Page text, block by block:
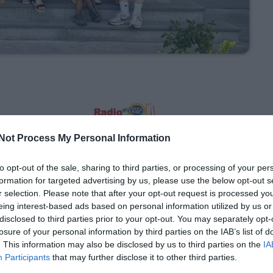
Process My Personal Information
opt-out of the sale, sharing to third parties, or processing of your
for targeted advertising by us, please use the below opt-out
selection. Please note that after your opt-out request is processed
interest-based ads based on personal information utilized by us
to third parties prior to your opt-out. You may separately
of your personal information by third parties on the IAB’s list of
This information may also be disclosed by us to third parties on the
Participants that may further disclose it to other third parties.
εγκαταστάσεις της για δεύτερη φορά, Ιταλούς
Μετά το πέρας της επίσκεψης η Εταιρία με
και εμφιάλωσης, όπου οι φοιτητές
αγαπημένων μας αποσταγμάτων — ούζο, τσίπουρο,
και προσήλωση στην ποιότητα.